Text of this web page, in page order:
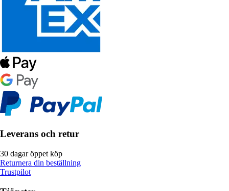
Leverans och retur
30 dagar öppet köp
Returnera din beställning
Trustpilot